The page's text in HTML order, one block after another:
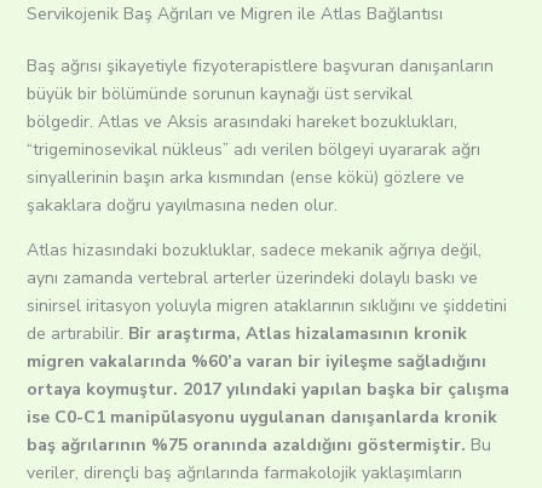
Servikojenik Baş Ağrıları ve Migren ile Atlas Bağlantısı
Baş ağrısı şikayetiyle fizyoterapistlere başvuran danışanların
büyük bir bölümünde sorunun kaynağı üst servikal
bölgedir. Atlas ve Aksis arasındaki hareket bozuklukları,
“trigeminosevikal nükleus” adı verilen bölgeyi uyararak ağrı
sinyallerinin başın arka kısmından (ense kökü) gözlere ve
şakaklara doğru yayılmasına neden olur.
Atlas hizasındaki bozukluklar, sadece mekanik ağrıya değil,
aynı zamanda vertebral arterler üzerindeki dolaylı baskı ve
sinirsel iritasyon yoluyla migren ataklarının sıklığını ve şiddetini
de artırabilir. Bir araştırma, Atlas hizalamasının kronik
migren vakalarında %60’a varan bir iyileşme sağladığını
ortaya koymuştur. 2017 yılındaki yapılan başka bir çalışma
ise C0-C1 manipülasyonu uygulanan danışanlarda kronik
baş ağrılarının %75 oranında azaldığını göstermiştir. Bu
veriler, dirençli baş ağrılarında farmakolojik yaklaşımların